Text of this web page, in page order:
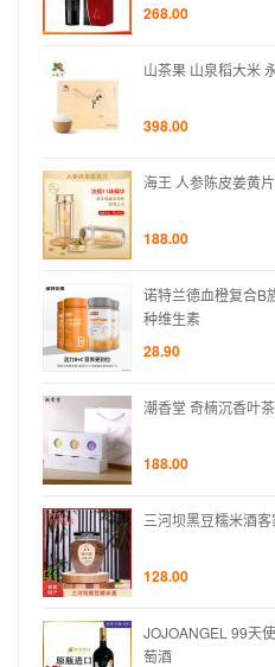
268.00
山茶果 山泉稻大米
398.00
海王 人参陈皮姜黄片
188.00
诺特兰德血橙复合B
种维生素
28.90
潮香堂 奇楠沉香叶
188.00
三河坝黑豆糯米酒
128.00
JOJOANGEL 99天
萄酒